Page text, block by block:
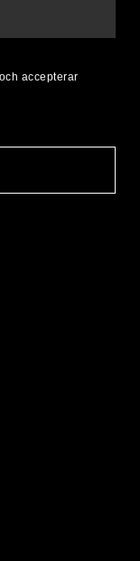
accepterar